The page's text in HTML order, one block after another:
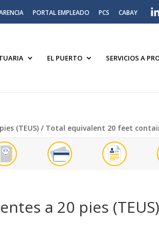
PORTAL EMPLEADO PCS CABAY
EL PUERTO SERVICIOS A
(TEUS) / Total equivalent 20 feet
a 20 pies